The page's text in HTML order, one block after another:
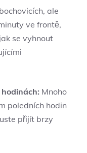
ale
ve frontě,
se vyhnout
Mnoho
poledních hodin
přijít brzy